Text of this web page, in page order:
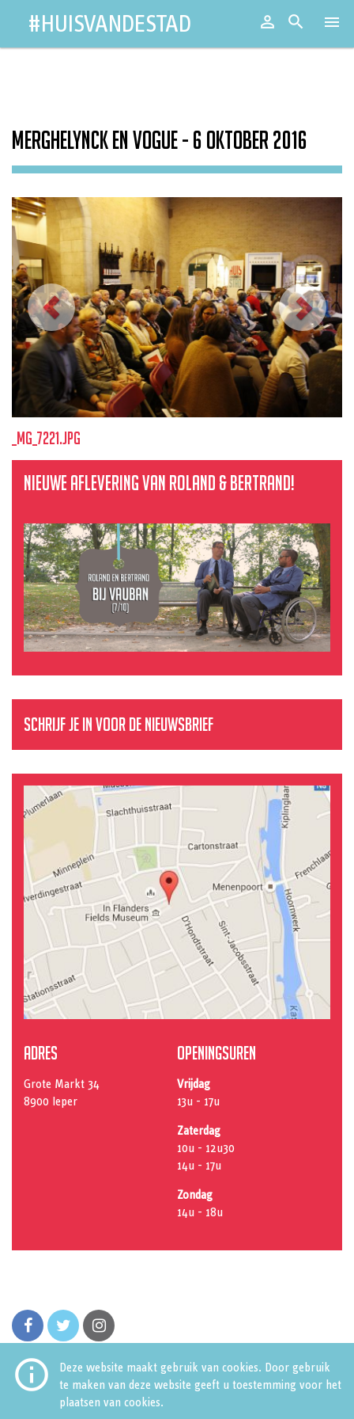

Deze website maakt gebruik van cookies. Door gebruik
te maken van deze website geeft u toestemming voor het
plaatsen van cookies.
#HUISVANDESTAD Toggle

 
Merghelynck en Vogue - 6 oktober 2016
_mg_7221.jpg
Nieuwe aflevering van Roland & Bertrand!
Schrijf je in voor de nieuwsbrief
Adres
Grote Markt 34
8900 Ieper
Openingsuren
Vrijdag
13u - 17u
Zaterdag
10u - 12u30
14u - 17u
Zondag
14u - 18u
Huis van de Stad Grote Markt 34